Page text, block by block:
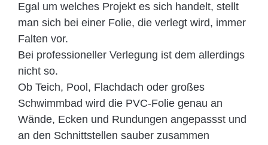
Egal um welches Projekt es sich handelt, stellt
man sich bei einer Folie, die verlegt wird, immer
Falten vor.
Bei professioneller Verlegung ist dem allerdings
nicht so.
Ob Teich, Pool, Flachdach oder großes
Schwimmbad wird die PVC-Folie genau an
Wände, Ecken und Rundungen angepassst und
an den Schnittstellen sauber zusammen